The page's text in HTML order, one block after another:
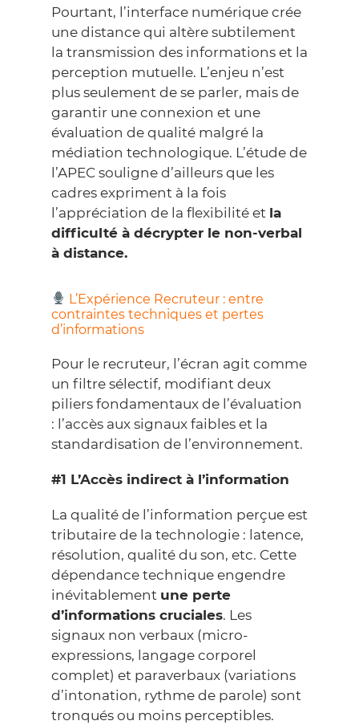
Pourtant, l’interface numérique crée
une distance qui altère subtilement
la transmission des informations et la
perception mutuelle. L’enjeu n’est
plus seulement de se parler, mais de
garantir une connexion et une
évaluation de qualité malgré la
médiation technologique. L’étude de
l’APEC souligne d’ailleurs que les
cadres expriment à la fois
l’appréciation de la flexibilité et la
difficulté à décrypter le non-verbal
à distance.
L’Expérience Recruteur : entre
contraintes techniques et pertes
d’informations
Pour le recruteur, l’écran agit comme
un filtre sélectif, modifiant deux
piliers fondamentaux de l’évaluation
: l’accès aux signaux faibles et la
standardisation de l’environnement.
#1 L’Accès indirect à l’information
La qualité de l’information perçue est
tributaire de la technologie : latence,
résolution, qualité du son, etc. Cette
dépendance technique engendre
inévitablement une perte
d’informations cruciales. Les
signaux non verbaux (micro-
expressions, langage corporel
complet) et paraverbaux (variations
d’intonation, rythme de parole) sont
tronqués ou moins perceptibles.